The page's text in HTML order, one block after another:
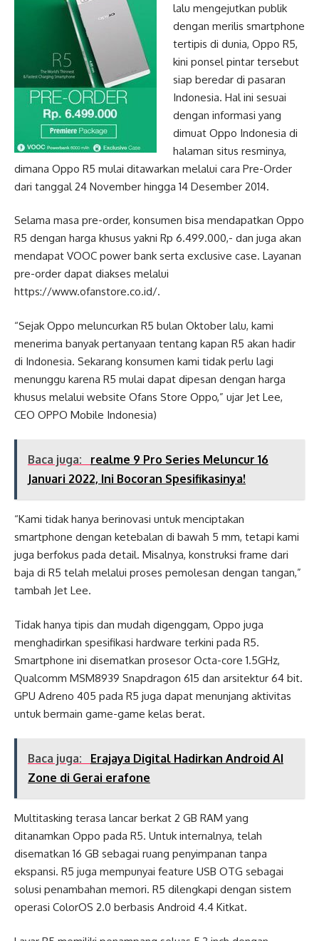
lalu mengejutkan publik
dengan merilis smartphone
tertipis di dunia, Oppo R5,
kini ponsel pintar tersebut
siap beredar di pasaran
Indonesia. Hal ini sesuai
dengan informasi yang
dimuat Oppo Indonesia di
halaman situs resminya,
dimana Oppo R5 mulai ditawarkan melalui cara Pre-Order
dari tanggal 24 November hingga 14 Desember 2014.
Selama masa pre-order, konsumen bisa mendapatkan Oppo
R5 dengan harga khusus yakni Rp 6.499.000,- dan juga akan
mendapat VOOC power bank serta exclusive case. Layanan
pre-order dapat diakses melalui
https://www.ofanstore.co.id/.
“Sejak Oppo meluncurkan R5 bulan Oktober lalu, kami
menerima banyak pertanyaan tentang kapan R5 akan hadir
di Indonesia. Sekarang konsumen kami tidak perlu lagi
menunggu karena R5 mulai dapat dipesan dengan harga
khusus melalui website Ofans Store Oppo,” ujar Jet Lee,
CEO OPPO Mobile Indonesia)
Baca juga:
realme 9 Pro Series Meluncur 16
Januari 2022, Ini Bocoran Spesifikasinya!
“Kami tidak hanya berinovasi untuk menciptakan
smartphone dengan ketebalan di bawah 5 mm, tetapi kami
juga berfokus pada detail. Misalnya, konstruksi frame dari
baja di R5 telah melalui proses pemolesan dengan tangan,”
tambah Jet Lee.
Tidak hanya tipis dan mudah digenggam, Oppo juga
menghadirkan spesifikasi hardware terkini pada R5.
Smartphone ini disematkan prosesor Octa-core 1.5GHz,
Qualcomm MSM8939 Snapdragon 615 dan arsitektur 64 bit.
GPU Adreno 405 pada R5 juga dapat menunjang aktivitas
untuk bermain game-game kelas berat.
Baca juga:
Erajaya Digital Hadirkan Android AI
Zone di Gerai erafone
Multitasking terasa lancar berkat 2 GB RAM yang
ditanamkan Oppo pada R5. Untuk internalnya, telah
disematkan 16 GB sebagai ruang penyimpanan tanpa
ekspansi. R5 juga mempunyai feature USB OTG sebagai
solusi penambahan memori. R5 dilengkapi dengan sistem
operasi ColorOS 2.0 berbasis Android 4.4 Kitkat.